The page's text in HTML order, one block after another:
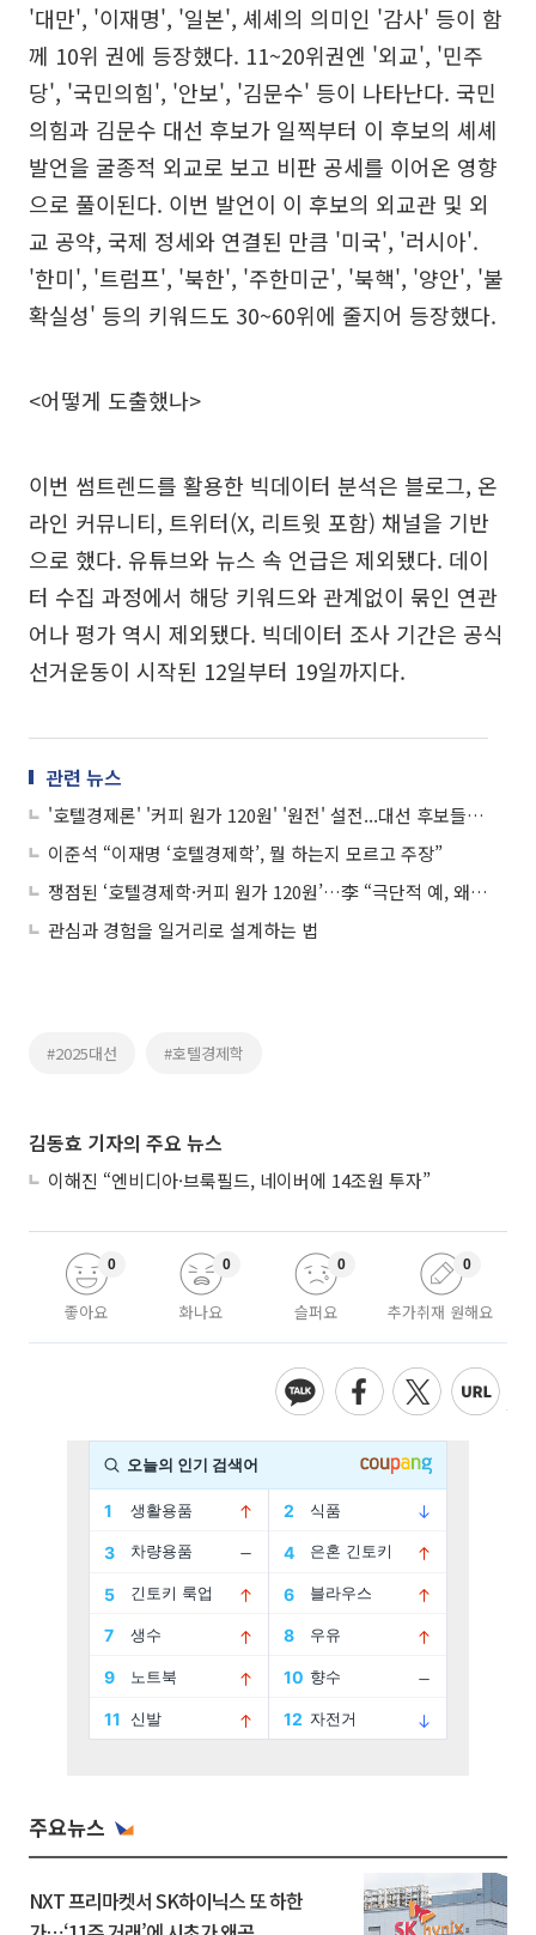
'대만', '이재명', '일본', 셰셰의 의미인 '감사' 등이 함
께 10위 권에 등장했다. 11~20위권엔 '외교', '민주
당', '국민의힘', '안보', '김문수' 등이 나타난다. 국민
의힘과 김문수 대선 후보가 일찍부터 이 후보의 셰셰
발언을 굴종적 외교로 보고 비판 공세를 이어온 영향
으로 풀이된다. 이번 발언이 이 후보의 외교관 및 외
교 공약, 국제 정세와 연결된 만큼 '미국', '러시아'.
'한미', '트럼프', '북한', '주한미군', '북핵', '양안', '불
확실성' 등의 키워드도 30~60위에 줄지어 등장했다.
<어떻게 도출했나>
이번 썸트렌드를 활용한 빅데이터 분석은 블로그, 온
라인 커뮤니티, 트위터(X, 리트윗 포함) 채널을 기반
으로 했다. 유튜브와 뉴스 속 언급은 제외됐다. 데이
터 수집 과정에서 해당 키워드와 관계없이 묶인 연관
어나 평가 역시 제외됐다. 빅데이터 조사 기간은 공식
선거운동이 시작된 12일부터 19일까지다.
관련 뉴스
'호텔경제론' '커피 원가 120원' '원전' 설전...대선 후보들 첫 TV토론서 난타전
이준석 “이재명 ‘호텔경제학’, 뭘 하는지 모르고 주장”
쟁점된 ‘호텔경제학·커피 원가 120원’…李 “극단적 예, 왜곡”
관심과 경험을 일거리로 설계하는 법
#2025대선 #호텔경제학
김동효 기자의 주요 뉴스
이해진 “엔비디아·브룩필드, 네이버에 14조원 투자”
좋아요
0
화나요
0
슬퍼요
0
추가취재 원해요
0
주요뉴스
NXT 프리마켓서 SK하이닉스 또 하한